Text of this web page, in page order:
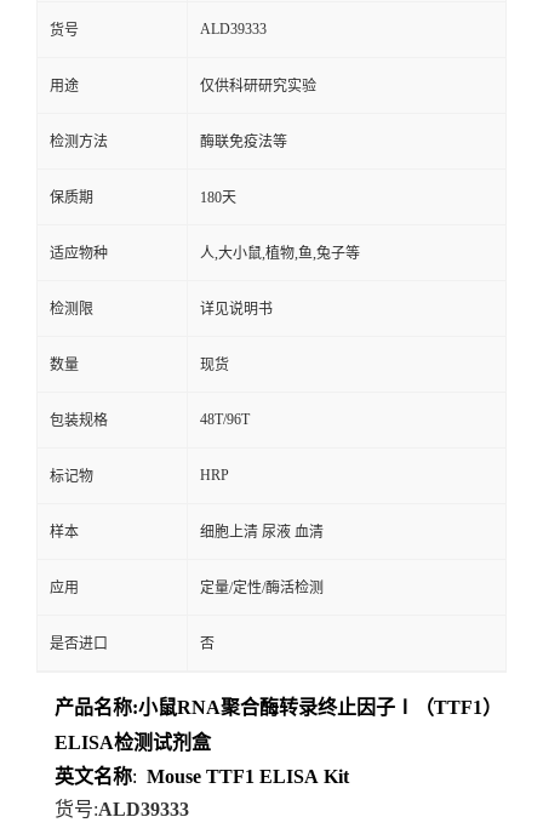
货号 ALD39333
用途 仅供科研研究实验
检测方法 酶联免疫法等
保质期 180天
适应物种 人,大小鼠,植物,鱼,兔子等
检测限 详见说明书
数量 现货
包装规格 48T/96T
标记物 HRP
样本 细胞上清 尿液 血清
应用 定量/定性/酶活检测
是否进口 否
产品名称:小鼠RNA聚合酶转录终止因子Ⅰ（TTF1）
ELISA检测试剂盒
英文名称: Mouse TTF1 ELISA Kit
货号:ALD39333